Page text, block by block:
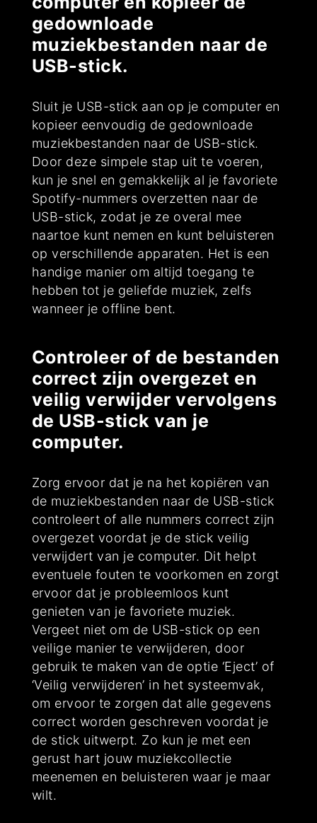
gedownloade
muziekbestanden naar de
USB-stick.
Sluit je USB-stick aan op je computer en
kopieer eenvoudig de gedownloade
muziekbestanden naar de USB-stick.
Door deze simpele stap uit te voeren,
kun je snel en gemakkelijk al je favoriete
Spotify-nummers overzetten naar de
USB-stick, zodat je ze overal mee
naartoe kunt nemen en kunt beluisteren
op verschillende apparaten. Het is een
handige manier om altijd toegang te
hebben tot je geliefde muziek, zelfs
wanneer je offline bent.
Controleer of de bestanden
correct zijn overgezet en
veilig verwijder vervolgens
de USB-stick van je
computer.
Zorg ervoor dat je na het kopiëren van
de muziekbestanden naar de USB-stick
controleert of alle nummers correct zijn
overgezet voordat je de stick veilig
verwijdert van je computer. Dit helpt
eventuele fouten te voorkomen en zorgt
ervoor dat je probleemloos kunt
genieten van je favoriete muziek.
Vergeet niet om de USB-stick op een
veilige manier te verwijderen, door
gebruik te maken van de optie ‘Eject’ of
‘Veilig verwijderen’ in het systeemvak,
om ervoor te zorgen dat alle gegevens
correct worden geschreven voordat je
de stick uitwerpt. Zo kun je met een
gerust hart jouw muziekcollectie
meenemen en beluisteren waar je maar
wilt.